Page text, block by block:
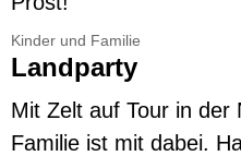
Kinder und Familie
Landparty
Mit Zelt auf Tour in der
Familie ist mit dabei.